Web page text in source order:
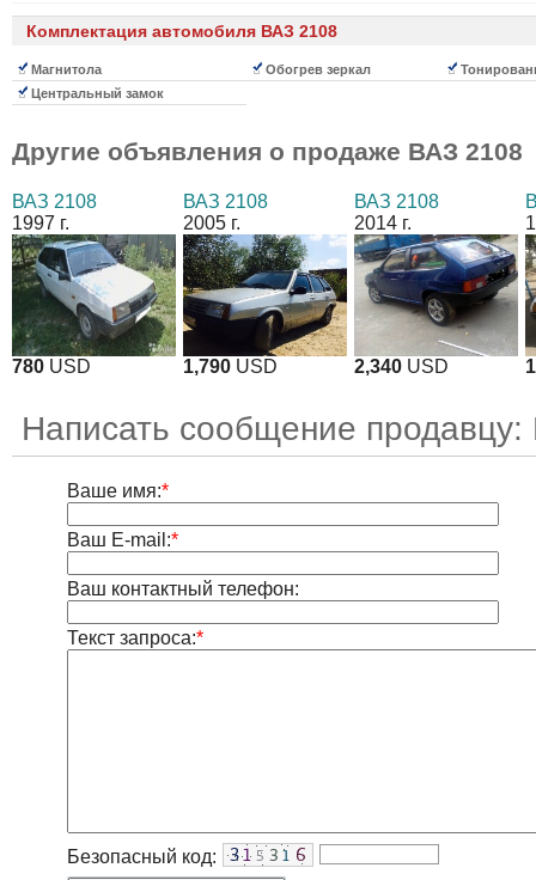
Комплектация автомобиля ВАЗ 2108
Магнитола Обогрев зеркал
Центральный замок
Другие объявления о продаже ВАЗ 2108
ВАЗ 2108
1997 г.
780 USD
ВАЗ 2108
2005 г.
1,790 USD
ВАЗ 2108
2014 г.
2,340 USD
Написать сообщение продавцу:
Ваше имя:*
Ваш E-mail:*
Ваш контактный телефон:
Текст запроса:*
Безопасный код: